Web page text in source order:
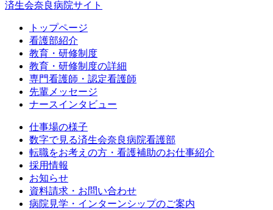
済生会奈良病院サイト
トップページ
看護部紹介
教育・研修制度
教育・研修制度の詳細
専門看護師・認定看護師
先輩メッセージ
ナースインタビュー
仕事場の様子
数字で見る済生会奈良病院看護部
転職をお考えの方・看護補助のお仕事紹介
採用情報
お知らせ
資料請求・お問い合わせ
病院見学・インターンシップのご案内